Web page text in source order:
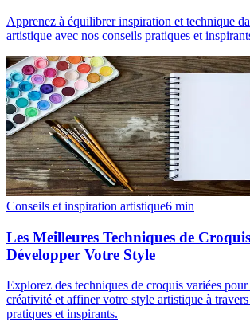
Apprenez à équilibrer inspiration et technique
artistique avec nos conseils pratiques et
Conseils et inspiration artistique6 min
Les Meilleures Techniques de
Développer Votre Style
Explorez des techniques de croquis variées
créativité et affiner votre style artistique à
pratiques et inspirants.